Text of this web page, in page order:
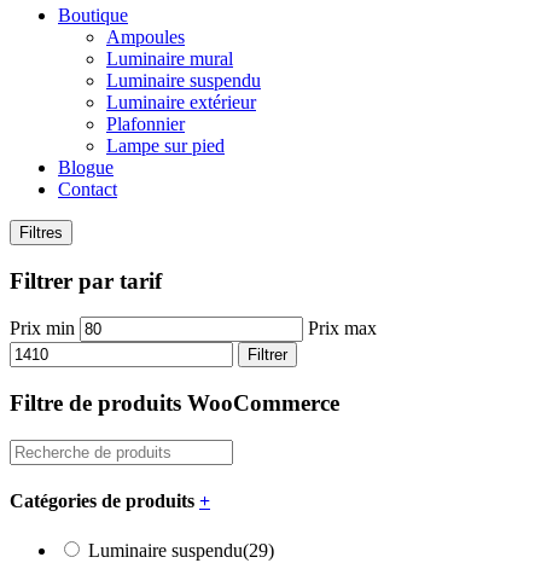
Boutique
Ampoules
Luminaire mural
Luminaire suspendu
Luminaire extérieur
Plafonnier
Lampe sur pied
Blogue
Contact
Filtres
Filtrer par tarif
Prix min Prix max
Filtrer
Filtre de produits WooCommerce
Catégories de produits +
Luminaire suspendu(29)